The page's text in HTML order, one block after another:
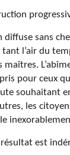
diffuse sans
tant l’air du
maîtres.
pour ceux
souhaitant
les
résultat est